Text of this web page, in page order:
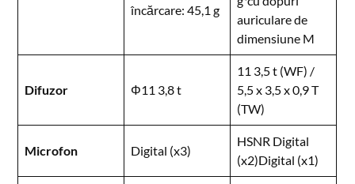
încărcare: 45,1 g
auriculare de
dimensiune M
Difuzor Φ11 3,8 t
11 3,5 t (WF) /
5,5 x 3,5 x 0,9 T
(TW)​
Microfon Digital (x3)
HSNR Digital
(x2)Digital (x1)